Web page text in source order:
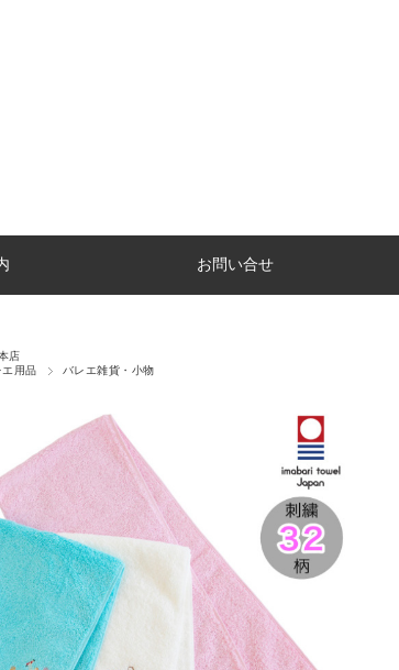
お問い合せ
店
エ用品 バレエ雑貨・小物